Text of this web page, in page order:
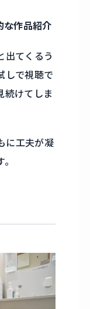
な作品紹介
出てくるう
しで視聴で
続けてしま
に工夫が凝